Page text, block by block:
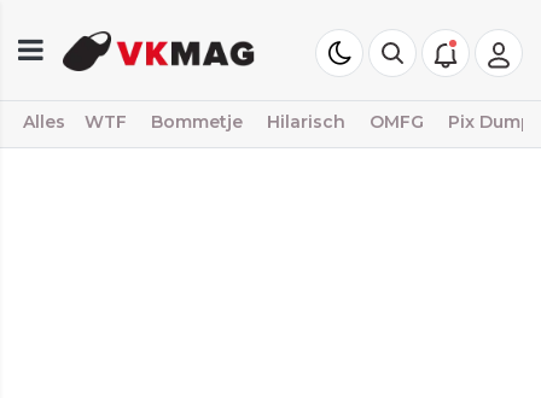
Alles WTF Bommetje Hilarisch OMFG Pix Dump